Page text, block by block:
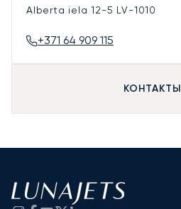
Alberta iela 12-5 LV-1010
+371 64 909 115
КОНТАКТЫ